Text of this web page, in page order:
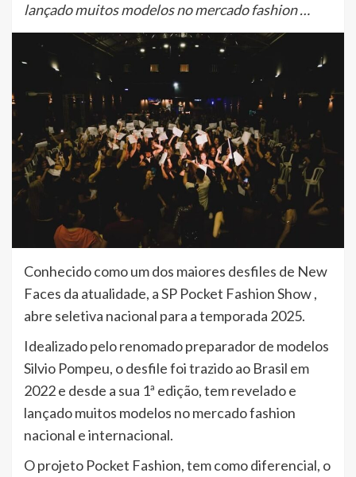
lançado muitos modelos no mercado fashion …
Conhecido como um dos maiores desfiles de New
Faces da atualidade, a SP Pocket Fashion Show ,
abre seletiva nacional para a temporada 2025.
Idealizado pelo renomado preparador de modelos
Silvio Pompeu, o desfile foi trazido ao Brasil em
2022 e desde a sua 1ª edição, tem revelado e
lançado muitos modelos no mercado fashion
nacional e internacional.
O projeto Pocket Fashion, tem como diferencial, o